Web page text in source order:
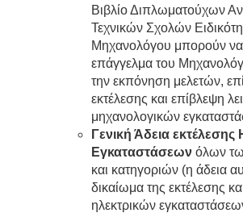
Βιβλίο Διπλωματούχων
Τεχνικών Σχολών
Μηχανολόγου μπορούν
επάγγελμα του
την εκπόνηση μελετών,
εκτέλεσης και επίβλεψη
μηχανολογικών
Γενική Άδεια εκτέλεσης
Εγκαταστάσεωνόλων
και κατηγοριών (η άδεια
δικαίωμα της εκτέλεσης
ηλεκτρικών